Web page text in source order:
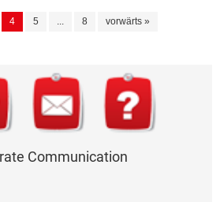
4 5 ... 8 vorwärts »
Communication